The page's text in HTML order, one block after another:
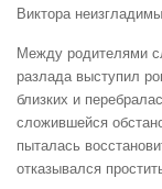
Виктора
Между родителями
разлада выступил
близких и
сложившейся
пыталась
отказывался